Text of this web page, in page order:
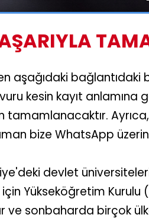
aşağıdaki
kesin kayıt anlamına
bizeWhatsApp
devlet
Yükseköğretim Kurulu
ve sonbaharda birçok